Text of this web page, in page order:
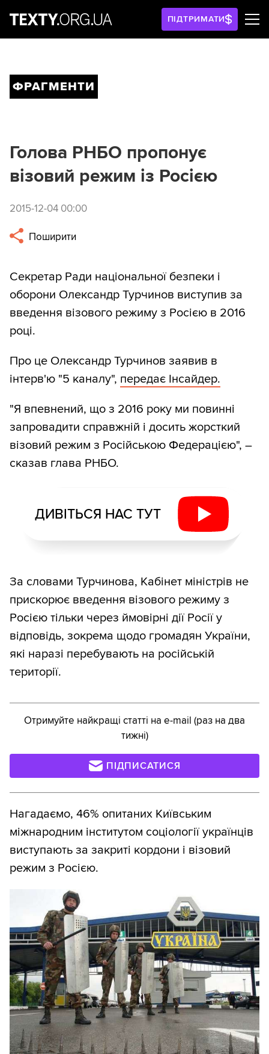
ПІДТРИМАТИ
ФРАГМЕНТИ
Голова РНБО пропонує
візовий режим із Росією
2015-12-04 00:00
Поширити
Секретар Ради національної безпеки і
оборони Олександр Турчинов виступив за
введення візового режиму з Росією в 2016
році.
Про це Олександр Турчинов заявив в
інтерв'ю "5 каналу", передає Інсайдер.
"Я впевнений, що з 2016 року ми повинні
запровадити справжній і досить жорсткий
візовий режим з Російською Федерацією", –
сказав глава РНБО.
ДИВІТЬСЯ НАС ТУТ
За словами Турчинова, Кабінет міністрів не
прискорює введення візового режиму з
Росією тільки через ймовірні дії Росії у
відповідь, зокрема щодо громадян України,
які наразі перебувають на російській
території.
Отримуйте найкращі статті на e-mail (раз на два
тижні)
ПІДПИСАТИСЯ
Нагадаємо, 46% опитаних Київським
міжнародним інститутом соціології українців
виступають за закриті кордони і візовий
режим з Росією.